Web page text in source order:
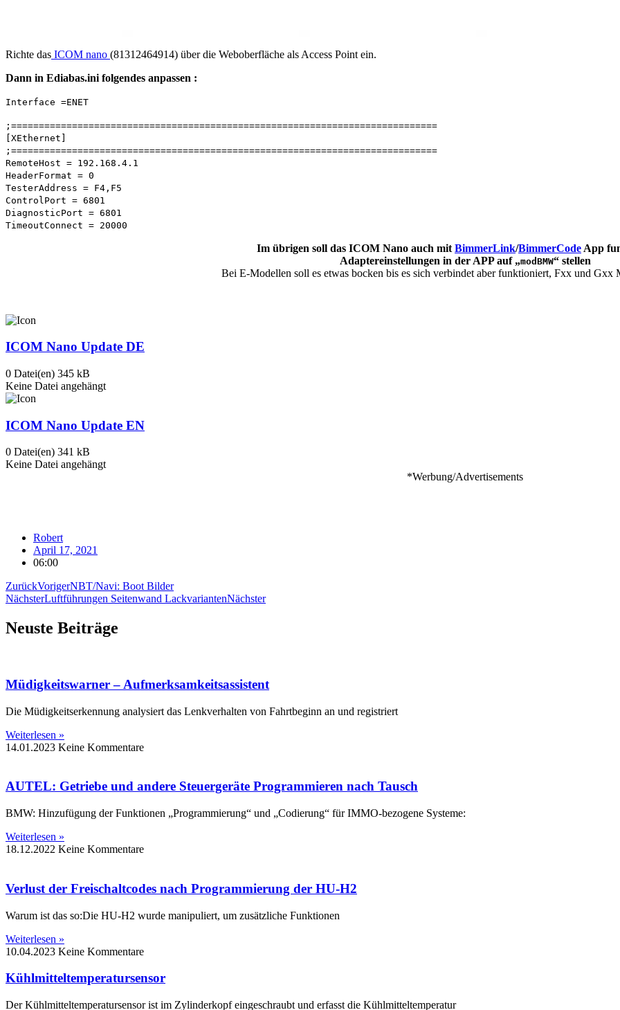
Richte das ICOM nano (81312464914) über die Weboberfläche als Access Point ein.
Dann in Ediabas.ini folgendes anpassen :
Interface =ENET
;=============================================================================
[XEthernet]
;=============================================================================
RemoteHost = 192.168.4.1
HeaderFormat = 0
TesterAddress = F4,F5
ControlPort = 6801
DiagnosticPort = 6801
TimeoutConnect = 20000
Im übrigen soll das ICOM Nano auch mit BimmerLink/BimmerCode App
Adaptereinstellungen in der APP auf „modBMW“ stellen
Bei E-Modellen soll es etwas bocken bis es sich verbindet aber funktioniert, Fxx und Gxx
ICOM Nano Update DE
0 Datei(en) 345 kB
Keine Datei angehängt
ICOM Nano Update EN
0 Datei(en) 341 kB
Keine Datei angehängt
*Werbung/Advertisements
Robert
April 17, 2021
06:00
ZurückVorigerNBT/Navi: Boot Bilder
NächsterLuftführungen Seitenwand LackvariantenNächster
Neuste Beiträge
Müdigkeitswarner – Aufmerksamkeitsassistent
Die Müdigkeitserkennung analysiert das Lenkverhalten von Fahrtbeginn an und registriert
Weiterlesen »
14.01.2023 Keine Kommentare
AUTEL: Getriebe und andere Steuergeräte Programmieren nach Tausch
BMW: Hinzufügung der Funktionen „Programmierung“ und „Codierung“ für IMMO-bezogene Systeme:
Weiterlesen »
18.12.2022 Keine Kommentare
Verlust der Freischaltcodes nach Programmierung der HU-H2
Warum ist das so:Die HU-H2 wurde manipuliert, um zusätzliche Funktionen
Weiterlesen »
10.04.2023 Keine Kommentare
Kühlmitteltemperatursensor
Der Kühlmitteltemperatursensor ist im Zylinderkopf eingeschraubt und erfasst die Kühlmitteltemperatur